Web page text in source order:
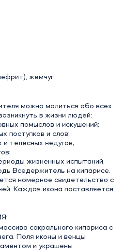
жемчуг
можно молиться обо всех
в жизни людей:
помыслов и искушений;
поступков и слов;
телесных недугов;
жизненных испытаний.
Вседержитель на кипарисе.
номерное свидетельство с
Каждая икона поставляется
сакрального кипариса с
Поля иконы и венцы
и украшены